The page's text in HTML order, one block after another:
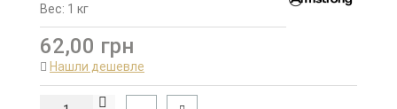
Вес: 1 кг
62,00 грн
Нашли дешевле